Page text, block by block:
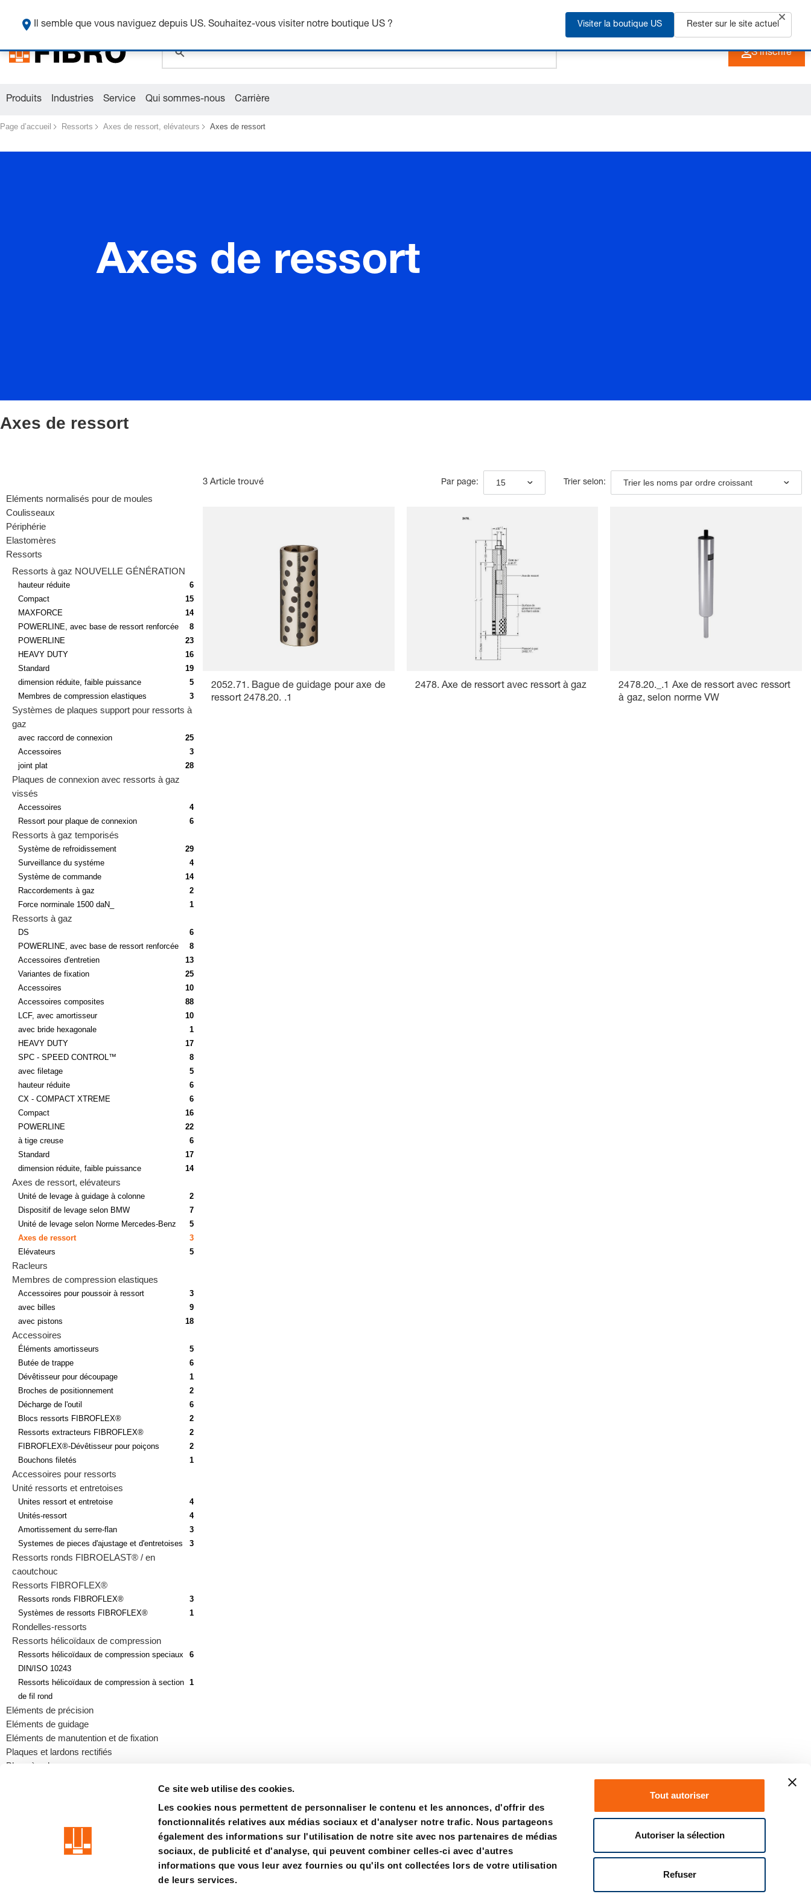
Ce site web utilise des cookies.
Les cookies nous permettent de personnaliser le contenu et les annonces, d'offrir des
fonctionnalités relatives aux médias sociaux et d'analyser notre trafic. Nous partageons
également des informations sur l'utilisation de notre site avec nos partenaires de médias
sociaux, de publicité et d'analyse, qui peuvent combiner celles-ci avec d'autres
informations que vous leur avez fournies ou qu'ils ont collectées lors de votre utilisation
de leurs services.
Tout autoriser
Autoriser la sélection
Refuser
+33 3 90 20 40 40 FR
S'inscrire
Produits Industries Service Qui sommes-nous Carrière
Page d’accueil Ressorts Axes de ressort, elévateurs Axes de ressort
Axes de ressort
Axes de ressort
Eléments normalisés pour de moules
Coulisseaux
Périphérie
Elastomères
Ressorts
Ressorts à gaz NOUVELLE GÉNÉRATION
hauteur réduite
6
Compact
15
MAXFORCE
14
POWERLINE, avec base de ressort renforcée
8
POWERLINE
23
HEAVY DUTY
16
Standard
19
dimension réduite, faible puissance
5
Membres de compression elastiques
3
Systèmes de plaques support pour ressorts à
gaz
avec raccord de connexion
25
Accessoires
3
joint plat
28
Plaques de connexion avec ressorts à gaz
vissés
Accessoires
4
Ressort pour plaque de connexion
6
Ressorts à gaz temporisés
Système de refroidissement
29
Surveillance du systéme
4
Système de commande
14
Raccordements à gaz
2
Force norminale 1500 daN_
1
Ressorts à gaz
DS
6
POWERLINE, avec base de ressort renforcée
8
Accessoires d'entretien
13
Variantes de fixation
25
Accessoires
10
Accessoires composites
88
LCF, avec amortisseur
10
avec bride hexagonale
1
HEAVY DUTY
17
SPC - SPEED CONTROL™
8
avec filetage
5
hauteur réduite
6
CX - COMPACT XTREME
6
Compact
16
POWERLINE
22
à tige creuse
6
Standard
17
dimension réduite, faible puissance
14
Axes de ressort, elévateurs
Unité de levage à guidage à colonne
2
Dispositif de levage selon BMW
7
Unité de levage selon Norme Mercedes-Benz
5
Axes de ressort
3
Elévateurs
5
Racleurs
Membres de compression elastiques
Accessoires pour poussoir à ressort
3
avec billes
9
avec pistons
18
Accessoires
Éléments amortisseurs
5
Butée de trappe
6
Dévêtisseur pour découpage
1
Broches de positionnement
2
Décharge de l'outil
6
Blocs ressorts FIBROFLEX®
2
Ressorts extracteurs FIBROFLEX®
2
FIBROFLEX®-Dévêtisseur pour poiçons
2
Bouchons filetés
1
Accessoires pour ressorts
Unité ressorts et entretoises
Unites ressort et entretoise
4
Unités-ressort
4
Amortissement du serre-flan
3
Systemes de pieces d'ajustage et d'entretoises
3
Ressorts ronds FIBROELAST® / en
caoutchouc
Ressorts FIBROFLEX®
Ressorts ronds FIBROFLEX®
3
Systèmes de ressorts FIBROFLEX®
1
Rondelles-ressorts
Ressorts hélicoïdaux de compression
Ressorts hélicoïdaux de compression speciaux
DIN/ISO 10243
6
Ressorts hélicoïdaux de compression à section
de fil rond
1
Eléments de précision
Eléments de guidage
Eléments de manutention et de fixation
Plaques et lardons rectifiés
Blocs à colonnes
3 Article trouvé Par page: 15 Trier selon: Trier les noms par ordre croissant
2052.71. Bague de guidage pour axe de
ressort 2478.20. .1
2478. Axe de ressort avec ressort à gaz
2478.20._.1 Axe de ressort avec ressort
à gaz, selon norme VW
precision is our standard
CGV Vie privée Système de dénonciation Certifications Achat Contact
Il semble que vous naviguez depuis US. Souhaitez-vous visiter notre boutique US ? Visiter la boutique US Rester sur le site actuel